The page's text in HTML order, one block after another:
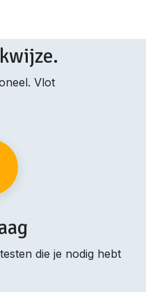
Vlot
die je nodig hebt